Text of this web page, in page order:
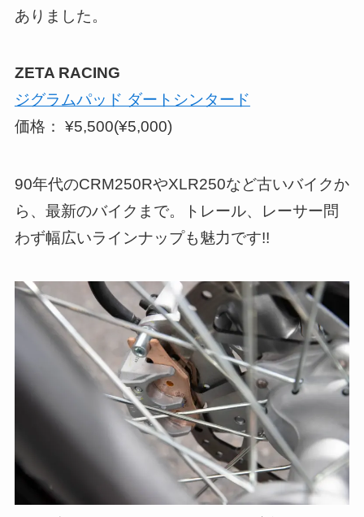
ありました。
ZETA RACING
ジグラムパッド ダートシンタード
価格： ¥5,500(¥5,000)
90年代のCRM250RやXLR250など古いバイクか
ら、最新のバイクまで。トレール、レーサー問
わず幅広いラインナップも魅力です!!